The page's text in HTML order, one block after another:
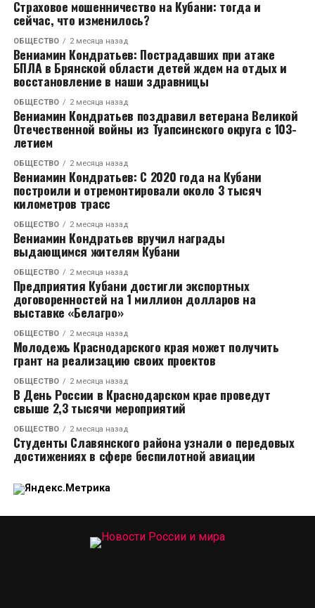
Страховое мошенничество на Кубани: тогда и
сейчас, что изменилось?
ОБЩЕСТВО 2 месяца назад
Вениамин Кондратьев: Пострадавших при атаке
БПЛА в Брянской области детей ждем на отдых и
восстановление в наши здравницы
ОБЩЕСТВО 2 месяца назад
Вениамин Кондратьев поздравил ветерана Великой
Отечественной войны из Туапсинского округа с 103-
летием
ОБЩЕСТВО 2 месяца назад
Вениамин Кондратьев: С 2020 года на Кубани
построили и отремонтировали около 3 тысяч
километров трасс
ОБЩЕСТВО 2 месяца назад
Вениамин Кондратьев вручил награды
выдающимся жителям Кубани
ОБЩЕСТВО 2 месяца назад
Предприятия Кубани достигли экспортных
договоренностей на 1 миллион долларов на
выставке «Белагро»
ОБЩЕСТВО 2 месяца назад
Молодежь Краснодарского края может получить
грант на реализацию своих проектов
ОБЩЕСТВО 2 месяца назад
В День России в Краснодарском крае проведут
свыше 2,3 тысячи мероприятий
ОБЩЕСТВО 2 месяца назад
Студенты Славянского района узнали о передовых
достижениях в сфере беспилотной авиации